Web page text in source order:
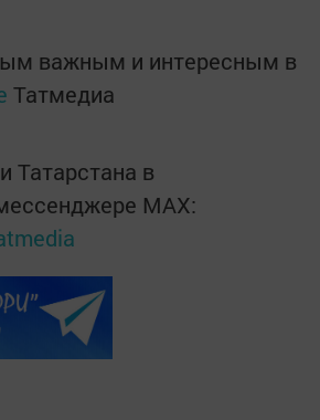
важным и интересным в
Татмедиа
Татарстана в
MАХ: